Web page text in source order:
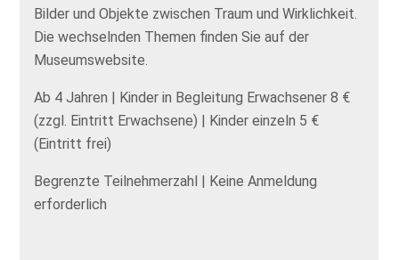
Bilder und Objekte zwischen Traum und Wirklichkeit.
Die wechselnden Themen finden Sie auf der
Museumswebsite.
Ab 4 Jahren | Kinder in Begleitung Erwachsener 8 €
(zzgl. Eintritt Erwachsene) | Kinder einzeln 5 €
(Eintritt frei)
Begrenzte Teilnehmerzahl | Keine Anmeldung
erforderlich